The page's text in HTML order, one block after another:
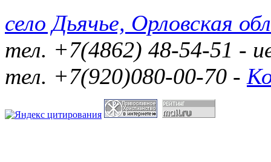
село Дьячье, Орловская
тел. +7(4862) 48-54-51 -
тел. +7(920)080-00-70 -